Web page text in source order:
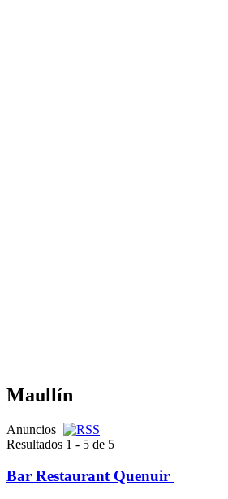
Maullín
Anuncios
Resultados 1 - 5 de 5
Bar Restaurant Quenuir